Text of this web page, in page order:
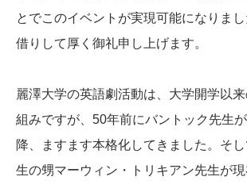
とでこのイベントが実現可能になりま
借りして厚く御礼申し上げます。
麗澤大学の英語劇活動は、大学開学以
組みですが、50年前にバントック先生
降、ますます本格化してきました。そ
生の甥マーウィン・トリキアン先生が